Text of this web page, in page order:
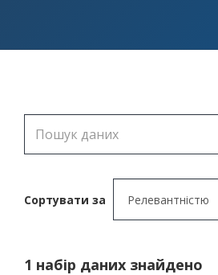
Сортувати за
1 набір даних знайдено